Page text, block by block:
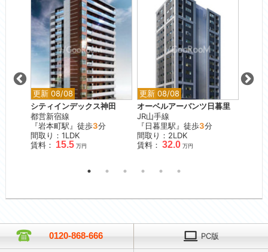
更新 08/08
シティインデックス神田
都営新宿線
『岩本町駅』徒歩3分
間取り：1LDK
賃料： 15.5 万円
更新 08/08
オーベルアーバンツ日暮里
JR山手線
『日暮里駅』徒歩3分
間取り：2LDK
賃料： 32.0 万円
0120-868-666 PC版